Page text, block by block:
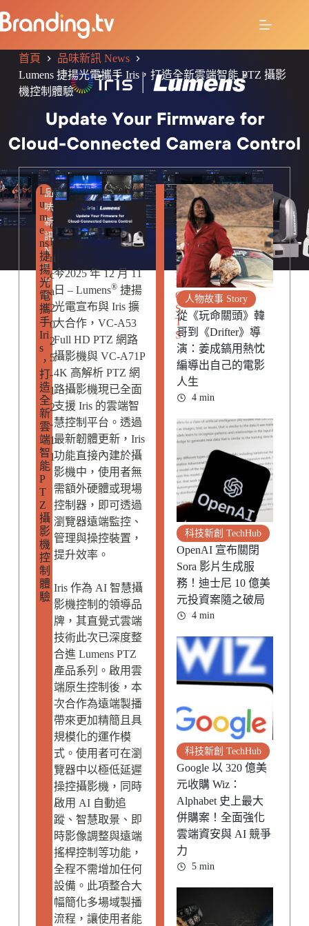
首頁
品味新訊 News
Lumens 捷揚光電攜手 Iris，打造全新雲端智能 PTZ 攝影
機控制體驗
品
味
新
訊
N
e
w
s
L
u
m
e
ns
捷
揚
光
電
攜
手
Iri
s
，
打
造
全
新
雲
端
智
能
P
T
Z
攝
影
機
控
制
體
驗
K
u
o
E
ri
c
a
2
0
2
5
-
1
2
-
1
1
今2025 年 12 月 11
日 – Lumens®捷揚
光電宣布與 Iris 擴
大合作，VC-A53
Full HD PTZ 網路
攝影機與 VC-A71P
4K 高解析 PTZ 網
路攝影機現已全面
支援 Iris 的雲端智
慧控制平台。透過
最新韌體更新，Iris
功能直接內建於攝
影機中，使用者無
需額外硬體或現場
控制器，即可透過
瀏覽器遠端監控、
管理與操控裝置，
提升效率。
Iris 作為 AI 智慧攝
影機控制的領導品
牌，其直覺式雲端
技術此次已深度整
合進 Lumens PTZ
產品系列。啟用雲
端原生控制後，本
次合作為遠端製播
帶來更加精簡且具
規模化的運作模
式。使用者可在瀏
覽器中以極低延遲
操控攝影機，同時
啟用 AI 自動追
蹤、智慧取景、即
時影像調整與遠端
搖桿控制等功能，
全程不需增加任何
設備。此項整合大
幅簡化多場域製播
流程，讓使用者能
PTZ
Camera
R
E
L
A
T
E
D
P
O
S
T
S
人物故事 Story
從《玩命關頭》韓
哥到《Drifter》導
演：姜成鎬用熱忱
編導出自己的電影
人生
4 min
科技新創 TechHub
OpenAI 宣布關閉
Sora 影片生成服
務！迪士尼 10 億美
元投資案隨之破局
4 min
科技新創 TechHub
Google 以 320 億美
元收購 Wiz：
Alphabet 史上最大
併購案！全面強化
雲端資安與 AI 競爭
力
5 min